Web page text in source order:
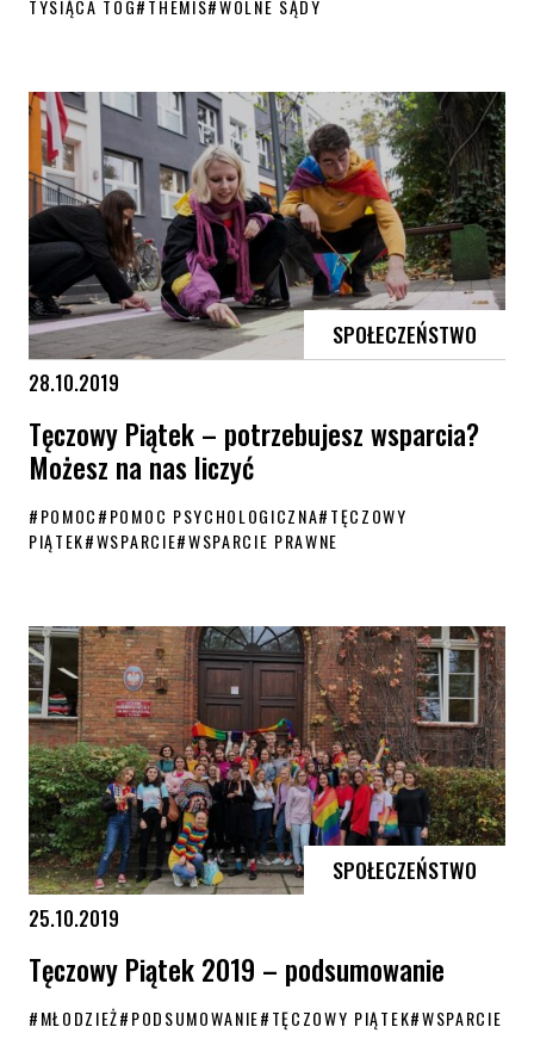
TYSIĄCA TÓG#THEMIS#WOLNE SĄDY
SPOŁECZEŃSTWO
28.10.2019
Tęczowy Piątek – potrzebujesz wsparcia?
Możesz na nas liczyć
#POMOC#POMOC PSYCHOLOGICZNA#TĘCZOWY
PIĄTEK#WSPARCIE#WSPARCIE PRAWNE
SPOŁECZEŃSTWO
25.10.2019
Tęczowy Piątek 2019 – podsumowanie
#MŁODZIEŻ#PODSUMOWANIE#TĘCZOWY PIĄTEK#WSPARCIE